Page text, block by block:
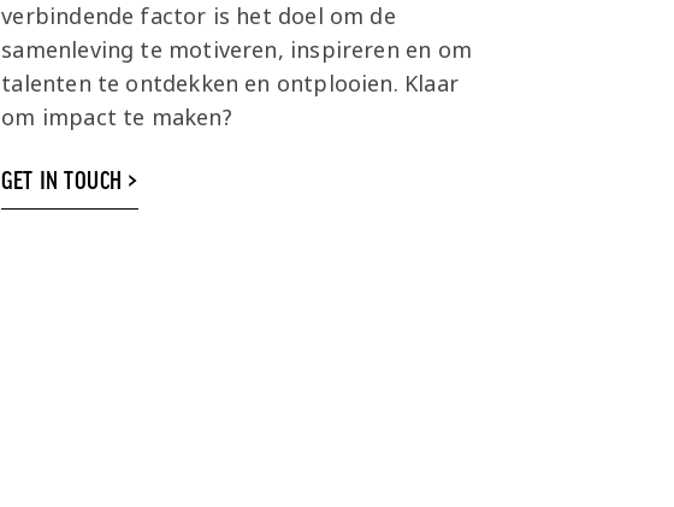
verbindende factor is het doel om de
samenleving te motiveren, inspireren en om
talenten te ontdekken en ontplooien. Klaar
om impact te maken?
GET IN TOUCH >